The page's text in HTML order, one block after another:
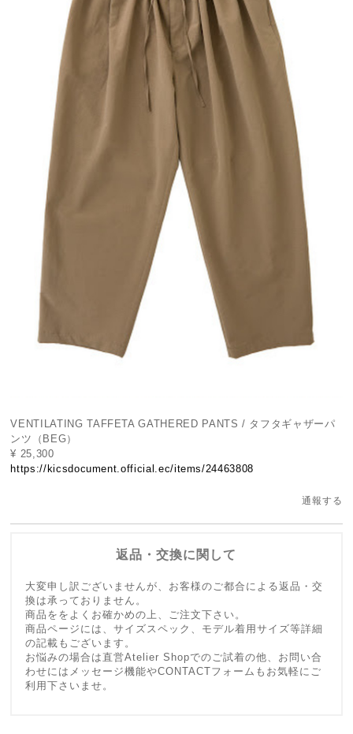
VENTILATING TAFFETA GATHERED PANTS / タフタギャザーパ
ンツ（BEG）
¥ 25,300
https://kicsdocument.official.ec/items/24463808
通報する
返品・交換に関して
大変申し訳ございませんが、お客様のご都合による返品・交
換は承っておりません。
商品ををよくお確かめの上、ご注文下さい。
商品ページには、サイズスペック、モデル着用サイズ等詳細
の記載もございます。
お悩みの場合は直営Atelier Shopでのご試着の他、お問い合
わせにはメッセージ機能やCONTACTフォームもお気軽にご
利用下さいませ。